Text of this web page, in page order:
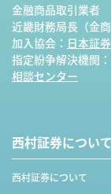
金融商品取引業者
近畿財務局長（金
加入協会： 日本証
指定紛争解決機関：
相談センター
西村証券について
西村証券について